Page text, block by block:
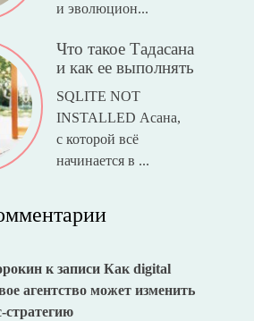
и эволюцион...
Что такое Тадасана
и как ее выполнять
SQLITE NOT
INSTALLED Асана,
с которой всё
начинается в ...
к записи Как digital
агентство может изменить
стратегию